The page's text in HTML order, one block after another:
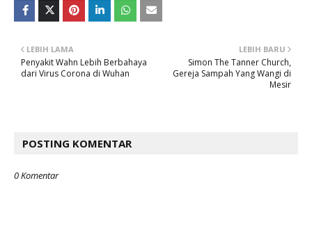
LEBIH BARU
Simon The Tanner Church,
Gereja Sampah Yang Wangi di
Mesir
LEBIH LAMA
Penyakit Wahn Lebih Berbahaya
dari Virus Corona di Wuhan
POSTING KOMENTAR
0 Komentar